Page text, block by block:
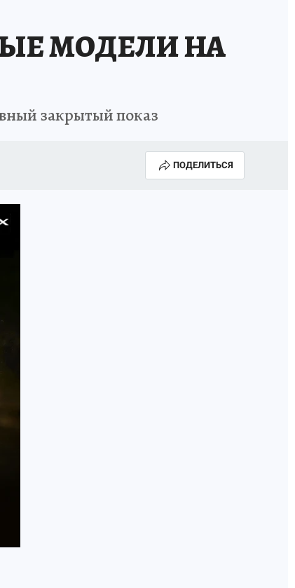
МОДЕЛИ НА
закрытый показ
ПОДЕЛИТЬСЯ